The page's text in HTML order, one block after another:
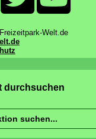
Welt.de
durchsuchen